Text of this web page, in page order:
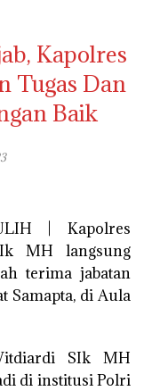
Kapolres
Tugas Dan
Baik
| Kapolres
MH langsung
terima jabatan
Samapta, di Aula
SIk MH
di institusi Polri